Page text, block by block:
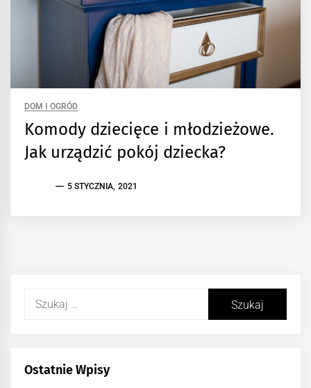
DOM I OGRÓD
Komody dziecięce i młodzieżowe.
Jak urządzić pokój dziecka?
5 STYCZNIA, 2021
Szukaj:
Ostatnie Wpisy